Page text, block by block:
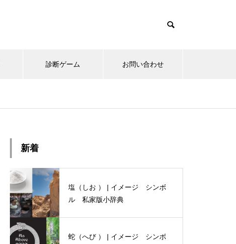
診断ゲーム お問い合わせ
木（生命の樹 ） | イメージ シ
ンボル 私家版小辞典
新着
塩（しお ） | イメージ シンボ
ル 私家版小辞典
蛇（へび ） | イメージ シンボ